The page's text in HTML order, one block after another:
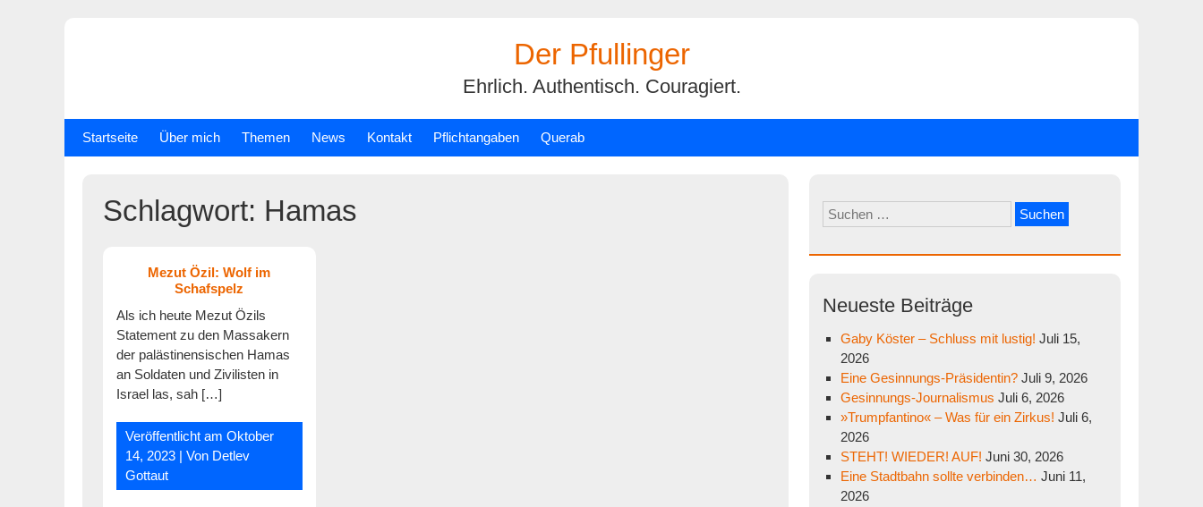
Der Pfullinger
Ehrlich. Authentisch. Couragiert.
Startseite Über mich Themen News Kontakt Pflichtangaben Querab
Schlagwort: Hamas
Mezut Özil: Wolf im
Schafspelz
Als ich heute Mezut Özils
Statement zu den Massakern
der palästinensischen Hamas
an Soldaten und Zivilisten in
Israel las, sah […]
Veröffentlicht amOktober
14, 2023 | Von Detlev
Gottaut
Suchen
nach:
Neueste Beiträge
Gaby Köster – Schluss mit lustig! Juli 15,
2026
Eine Gesinnungs-Präsidentin? Juli 9, 2026
Gesinnungs-Journalismus Juli 6, 2026
»Trumpfantino« – Was für ein Zirkus! Juli 6,
2026
STEHT! WIEDER! AUF! Juni 30, 2026
Eine Stadtbahn sollte verbinden… Juni 11,
2026